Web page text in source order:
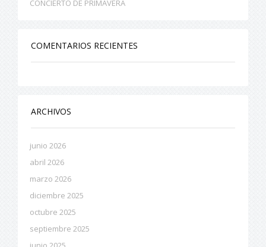
CONCIERTO DE PRIMAVERA
COMENTARIOS RECIENTES
ARCHIVOS
junio 2026
abril 2026
marzo 2026
diciembre 2025
octubre 2025
septiembre 2025